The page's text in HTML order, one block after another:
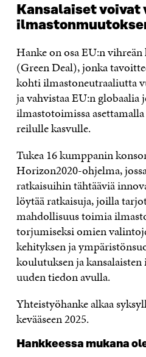
Kansalaiset voivat
Hanke on osa EU:n
(Green Deal), jonka
kohti ilmastoneutraaliutta
ja vahvistaa EU:n globaalia
ilmastotoimissa
reilulle kasvulle.
Tukea 16 kumppanin
Horizon2020-ohjelma,
ratkaisuihin tähtääviä
löytää ratkaisuja, joilla
mahdollisuus toimia
torjumiseksi omien
kehityksen ja
koulutuksen ja
uuden tiedon avulla.
Yhteistyöhanke alkaa
kevääseen 2025.
Hankkeessa mukana